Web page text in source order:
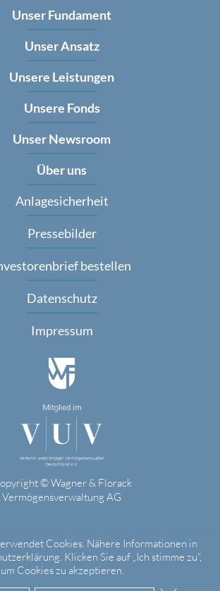
Cookies. Nähere Informationen in
Klicken Sie auf „Ich stimme zu“,
um Cookies zu akzeptieren.
Unser Fundament
Unser Ansatz
Unsere Leistungen
Unsere Fonds
Unser Newsroom
Über uns
Anlagesicherheit
Pressebilder
bestellen
Datenschutz
Impressum
© Wagner & Florack
Vermögensverwaltung AG